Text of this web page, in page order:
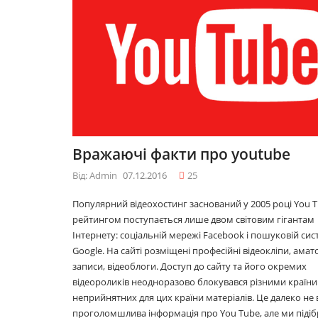
Вражаючі факти про youtube
Від: Admin 07.12.2016 25
Популярний відеохостинг заснований у 2005 році You
рейтингом поступається лише двом світовим гігантам
Інтернету: соціальній мережі Facebook і пошуковій
Google. На сайті розміщені професійні відеокліпи,
записи, відеоблоги. Доступ до сайту та його окремих
відеороликів неодноразово блокувався різними
неприйнятних для цих країни матеріалів. Це далеко не
проголомшлива інформація про You Tube, але ми
10 лайфхаків: як
легко прокидатися
вранці
2017році
29.11.2016
Топ 5 серіалів
08.06.2016